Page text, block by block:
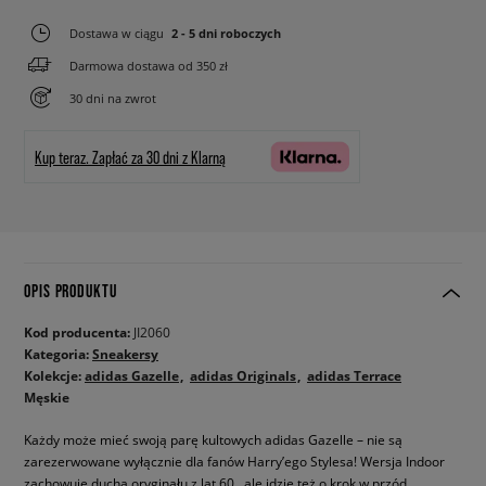
Dostawa w ciągu 2 - 5 dni roboczych
Darmowa dostawa od 350 zł
30 dni na zwrot
Kup teraz. Zapłać za 30 dni z Klarną
OPIS PRODUKTU
Kod producenta: JI2060
Kategoria:Sneakersy
Kolekcje:adidas Gazelle adidas Originals adidas Terrace
Męskie
Każdy może mieć swoją parę kultowych adidas Gazelle – nie są
zarezerwowane wyłącznie dla fanów Harry’ego Stylesa! Wersja Indoor